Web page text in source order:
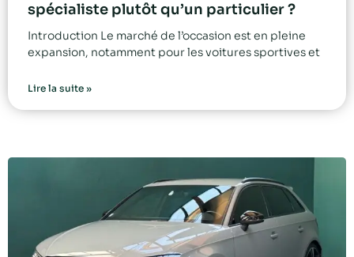
spécialiste plutôt qu’un particulier ?
Introduction Le marché de l’occasion est en pleine
expansion, notamment pour les voitures sportives et
Lire la suite »